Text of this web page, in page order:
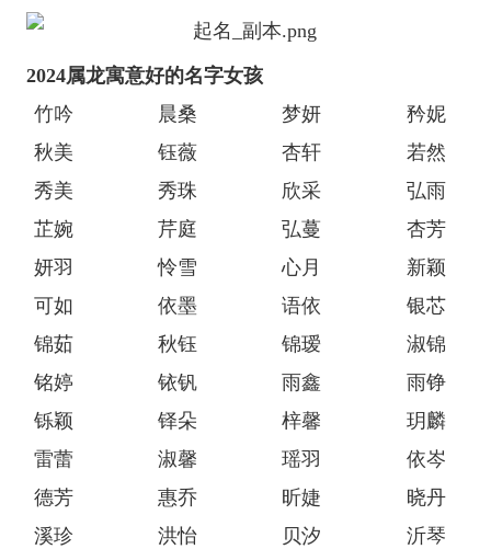
2024属龙寓意好的名字女孩
竹吟
晨桑 梦妍
矜妮
秋美
钰薇 杏轩
若然
秀美
秀珠 欣采
弘雨
芷婉
芹庭 弘蔓
杏芳
妍羽
怜雪 心月
新颖
可如
依墨 语依
银芯
锦茹
秋钰 锦瑷
淑锦
铭婷
铱钒 雨鑫
雨铮
铄颖
铎朵 梓馨
玥麟
雷蕾
淑馨 瑶羽
依岑
德芳
惠乔 昕婕
晓丹
溪珍
洪怡 贝汐
沂琴